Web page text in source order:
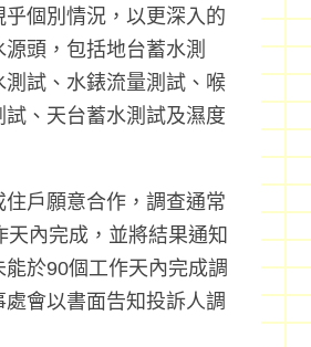
乎個別情況，以更深入的
頭，包括地台蓄水測
測試、水錶流量測試、喉
試、天台蓄水測試及濕度
戶願意合作，調查通常
天內完成，並將結果通知
於90個工作天內完成調
處會以書面告知投訴人調